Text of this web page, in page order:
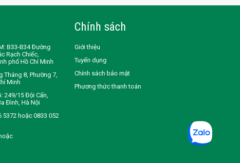
B33-B34 Đường
Rạch Chiếc,
phố Hồ Chí Minh
Tháng 8, Phường 7,
Minh
249/15 Đội Cấn,
Đình, Hà Nội
5372 hoặc 0833 052
hoặc
Chính sách
Giới thiệu
Tuyển dụng
Chính sách bảo mật
Phương thức thanh toán